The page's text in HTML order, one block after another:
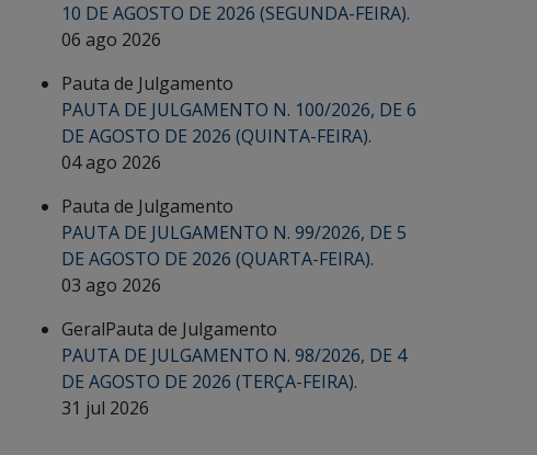
10 DE AGOSTO DE 2026 (SEGUNDA-FEIRA).
06 ago 2026
Pauta de Julgamento
PAUTA DE JULGAMENTO N. 100/2026, DE 6
DE AGOSTO DE 2026 (QUINTA-FEIRA).
04 ago 2026
Pauta de Julgamento
PAUTA DE JULGAMENTO N. 99/2026, DE 5
DE AGOSTO DE 2026 (QUARTA-FEIRA).
03 ago 2026
GeralPauta de Julgamento
PAUTA DE JULGAMENTO N. 98/2026, DE 4
DE AGOSTO DE 2026 (TERÇA-FEIRA).
31 jul 2026